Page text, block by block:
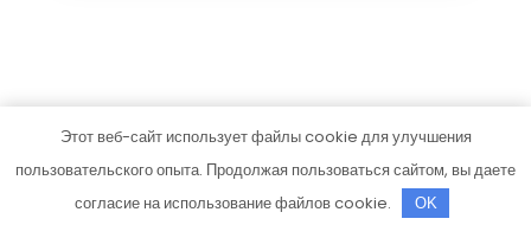
coffmart.ru
Тема от Grace Themes
Этот веб-сайт использует файлы cookie для улучшения
пользовательского опыта. Продолжая пользоваться сайтом, вы даете
согласие на использование файлов cookie.
OK